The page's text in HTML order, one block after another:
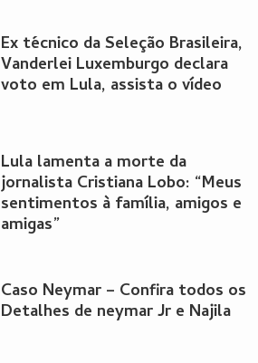
Ex técnico da Seleção Brasileira,
Vanderlei Luxemburgo declara
voto em Lula, assista o vídeo
Lula lamenta a morte da
jornalista Cristiana Lobo: “Meus
sentimentos à família, amigos e
amigas”
Caso Neymar – Confira todos os
Detalhes de neymar Jr e Najila